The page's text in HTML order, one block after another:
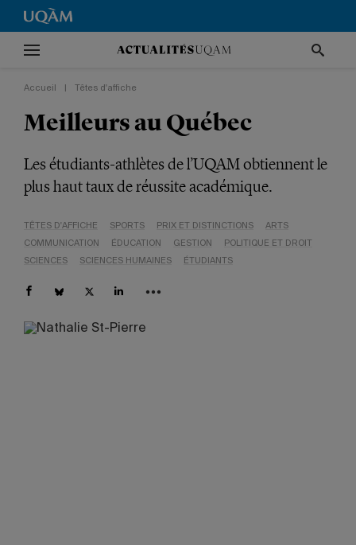
Accueil Têtes d'affiche
Meilleurs au Québec
Les étudiants-athlètes de l’UQAM obtiennent le
plus haut taux de réussite académique.
TÊTES D'AFFICHE SPORTS PRIX ET DISTINCTIONS
ARTS
COMMUNICATION
ÉDUCATION GESTION
POLITIQUE ET DROIT
SCIENCES
SCIENCES HUMAINES ÉTUDIANTS